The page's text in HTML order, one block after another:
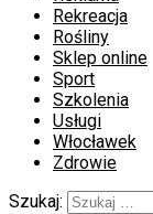
Rekreacja
Rośliny
Sklep online
Sport
Szkolenia
Usługi
Włocławek
Zdrowie
Szukaj: